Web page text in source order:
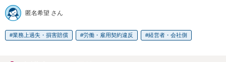
匿名希望 さん
業務上過失・損害賠償 労働・雇用契約違反 経営者・会社側